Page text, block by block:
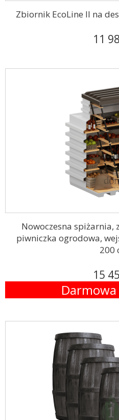
Zbiornik EcoLine II na
11
Nowoczesna spiżarnia,
piwniczka ogrodowa,
200
15